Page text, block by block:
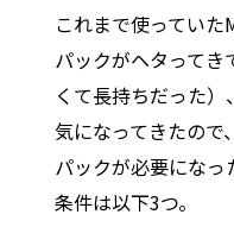
これまで使ってい
パックがヘタって
くて長持ちだった
気になってきたので
パックが必要になっ
条件は以下3つ。